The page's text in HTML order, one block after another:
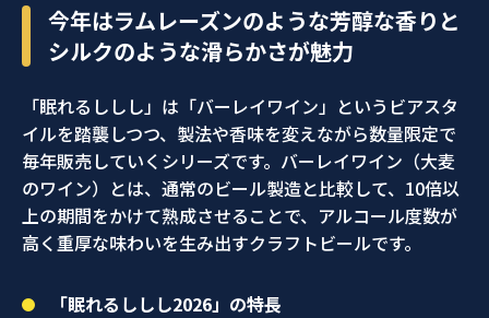
今年はラムレーズンのような芳醇な香りと
シルクのような滑らかさが魅力
「眠れるししし」は「バーレイワイン」というビアスタ
イルを踏襲しつつ、製法や香味を変えながら数量限定で
毎年販売していくシリーズです。バーレイワイン（大麦
のワイン）とは、通常のビール製造と比較して、10倍以
上の期間をかけて熟成させることで、アルコール度数が
高く重厚な味わいを生み出すクラフトビールです。
「眠れるししし2026」の特長